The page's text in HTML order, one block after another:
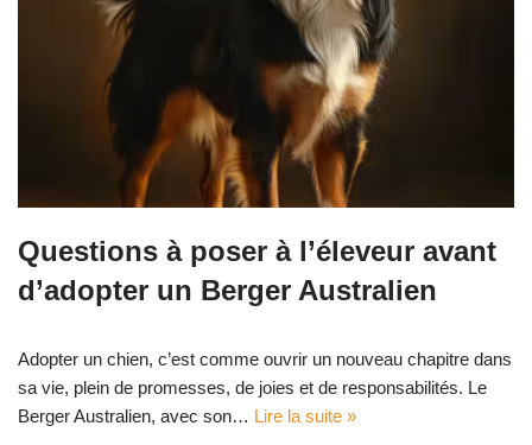
Questions à poser à l’éleveur avant
d’adopter un Berger Australien
Adopter un chien, c’est comme ouvrir un nouveau chapitre dans
sa vie, plein de promesses, de joies et de responsabilités. Le
Berger Australien, avec son… Lire la suite »